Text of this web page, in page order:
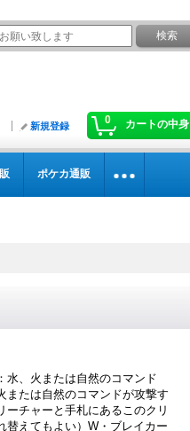
0 カートの中身
新規登録
ポケカ通販
水、火または自然のコマンド
または自然のコマンドが攻撃す
ーチャーと手札にあるこのクリ
替えてもよい）W・ブレイカー